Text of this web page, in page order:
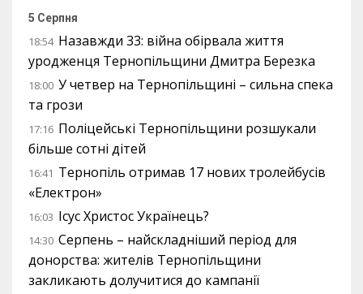
5 Серпня
18:54 Назавжди 33: війна обірвала життя
уродженця Тернопільщини Дмитра Березка
18:00 У четвер на Тернопільщині – сильна спека
та грози
17:16 Поліцейські Тернопільщини розшукали
більше сотні дітей
16:41 Тернопіль отримав 17 нових тролейбусів
«Електрон»
16:03 Ісус Христос Українець?
14:30 Серпень – найскладніший період для
донорства: жителів Тернопільщини
закликають долучитися до кампанії